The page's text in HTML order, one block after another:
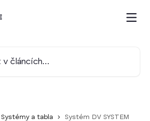
Systémy a tabla Systém DV SYSTEM